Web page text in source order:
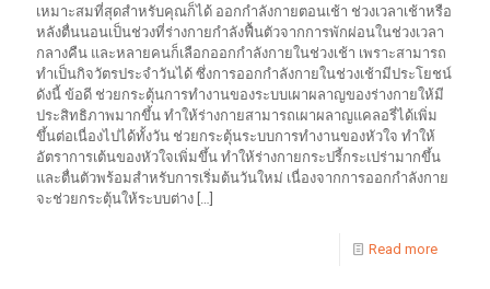
เหมาะสมที่สุดสำหรับคุณก็ได้ ออกกำลังกายตอนเช้า ช่วงเวลาเช้าหรือ
หลังตื่นนอนเป็นช่วงที่ร่างกายกำลังฟื้นตัวจากการพักผ่อนในช่วงเวลา
กลางคืน และหลายคนก็เลือกออกกำลังกายในช่วงเช้า เพราะสามารถ
ทำเป็นกิจวัตรประจำวันได้ ซึ่งการออกกำลังกายในช่วงเช้ามีประโยชน์
ดังนี้ ข้อดี ช่วยกระตุ้นการทำงานของระบบเผาผลาญของร่างกายให้มี
ประสิทธิภาพมากขึ้น ทำให้ร่างกายสามารถเผาผลาญแคลอรี่ได้เพิ่ม
ขึ้นต่อเนื่องไปได้ทั้งวัน ช่วยกระตุ้นระบบการทำงานของหัวใจ ทำให้
อัตราการเต้นของหัวใจเพิ่มขึ้น ทำให้ร่างกายกระปรี้กระเปร่ามากขึ้น
และตื่นตัวพร้อมสำหรับการเริ่มต้นวันใหม่ เนื่องจากการออกกำลังกาย
จะช่วยกระตุ้นให้ระบบต่าง […]
Read more